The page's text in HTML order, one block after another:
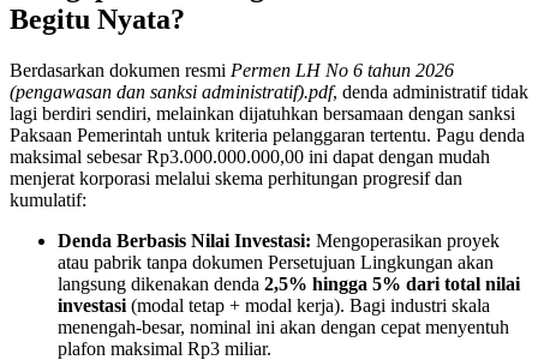
Begitu Nyata?
Berdasarkan dokumen resmi Permen LH No 6 tahun 2026
(pengawasan dan sanksi administratif).pdf, denda administratif tidak
lagi berdiri sendiri, melainkan dijatuhkan bersamaan dengan sanksi
Paksaan Pemerintah untuk kriteria pelanggaran tertentu. Pagu denda
maksimal sebesar Rp3.000.000.000,00 ini dapat dengan mudah
menjerat korporasi melalui skema perhitungan progresif dan
kumulatif:
Denda Berbasis Nilai Investasi: Mengoperasikan proyek
atau pabrik tanpa dokumen Persetujuan Lingkungan akan
langsung dikenakan denda 2,5% hingga 5% dari total nilai
investasi (modal tetap + modal kerja). Bagi industri skala
menengah-besar, nominal ini akan dengan cepat menyentuh
plafon maksimal Rp3 miliar.